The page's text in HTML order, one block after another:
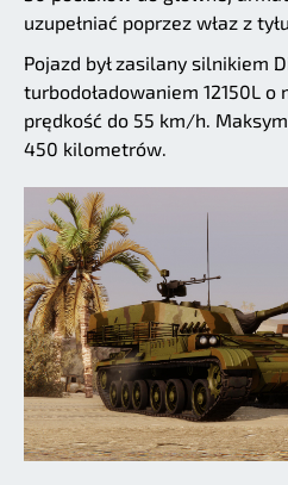
uzupełniać poprzez właz z
Pojazd był zasilany silnikiem
turbodoładowaniem 12150L o
prędkość do 55 km/h.
450 kilometrów.